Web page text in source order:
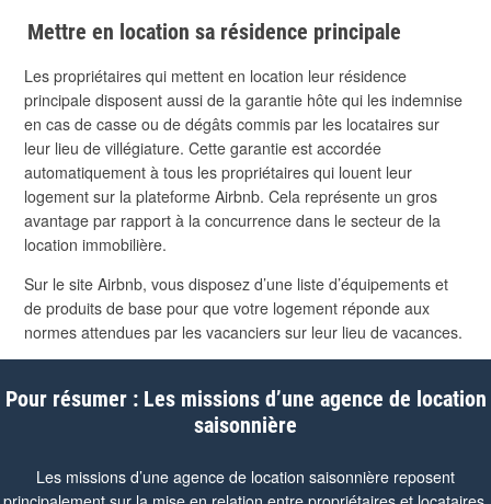
Mettre en location sa résidence principale
Les propriétaires qui mettent en location leur résidence
principale disposent aussi de la garantie hôte qui les indemnise
en cas de casse ou de dégâts commis par les locataires sur
leur lieu de villégiature. Cette garantie est accordée
automatiquement à tous les propriétaires qui louent leur
logement sur la plateforme Airbnb. Cela représente un gros
avantage par rapport à la concurrence dans le secteur de la
location immobilière.
Sur le site Airbnb, vous disposez d’une liste d’équipements et
de produits de base pour que votre logement réponde aux
normes attendues par les vacanciers sur leur lieu de vacances.
Pour résumer : Les missions d’une agence de location
saisonnière
Les missions d’une agence de location saisonnière reposent